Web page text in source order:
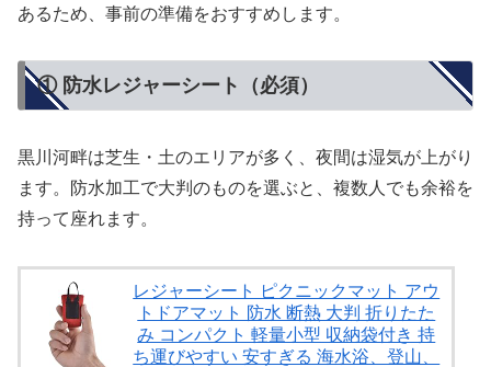
あるため、事前の準備をおすすめします。
① 防水レジャーシート（必須）
黒川河畔は芝生・土のエリアが多く、夜間は湿気が上がり
ます。防水加工で大判のものを選ぶと、複数人でも余裕を
持って座れます。
レジャーシート ピクニックマット アウ
トドアマット 防水 断熱 大判 折りたた
み コンパクト 軽量小型 収納袋付き 持
ち運びやすい 安すぎる 海水浴、登山、